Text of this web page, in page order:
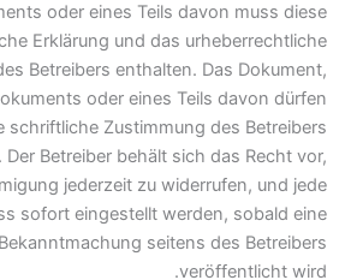
oder eines Teils davon muss diese
Erklärung und das urheberrechtliche
Betreibers enthalten. Das Dokument,
oder eines Teils davon dürfen
schriftliche Zustimmung des Betreibers
Betreiber behält sich das Recht vor,
jederzeit zu widerrufen, und jede
sofort eingestellt werden, sobald eine
seitens des Betreibers
veröffentlicht wird.